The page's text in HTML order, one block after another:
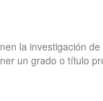
la investigación
un grado o título